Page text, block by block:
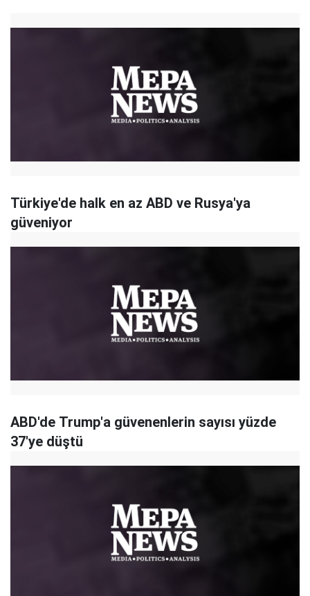
Türkiye'de halk en az ABD ve Rusya'ya
güveniyor
ABD'de Trump'a güvenenlerin sayısı yüzde
37'ye düştü